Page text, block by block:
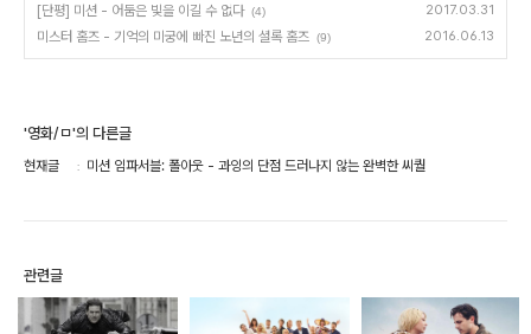
[단평] 미션 - 어둠은 빛을 이길 수 없다 (4) 2017.03.31
미스터 홈즈 - 기억의 미궁에 빠진 노년의 셜록 홈즈 (9) 2016.06.13
'영화/ㅁ'의 다른글
현재글 미션 임파서블: 폴아웃 - 과잉의 단점 드러나지 않는 완벽한 씨퀄
관련글